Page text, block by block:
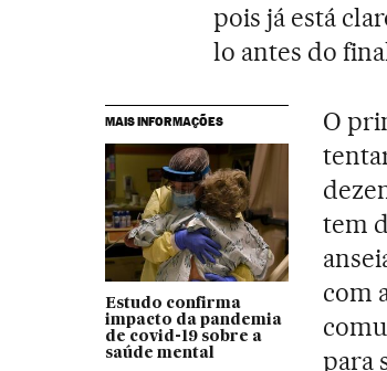
pois já está
lo antes do
MAIS INFORMAÇÕES
Estudo confirma
impacto da pandemia
de covid-19 sobre a
saúde mental
O
tem
com
para